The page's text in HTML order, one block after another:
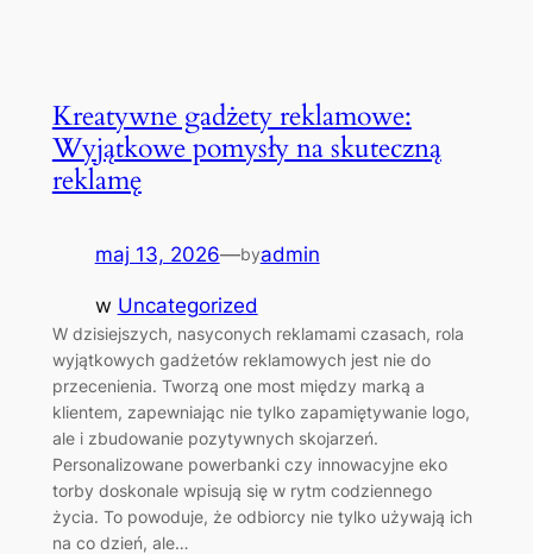
Kreatywne gadżety reklamowe:
Wyjątkowe pomysły na skuteczną
reklamę
maj 13, 2026—byadmin
w Uncategorized
W dzisiejszych, nasyconych reklamami czasach, rola
wyjątkowych gadżetów reklamowych jest nie do
przecenienia. Tworzą one most między marką a
klientem, zapewniając nie tylko zapamiętywanie logo,
ale i zbudowanie pozytywnych skojarzeń.
Personalizowane powerbanki czy innowacyjne eko
torby doskonale wpisują się w rytm codziennego
życia. To powoduje, że odbiorcy nie tylko używają ich
na co dzień, ale…